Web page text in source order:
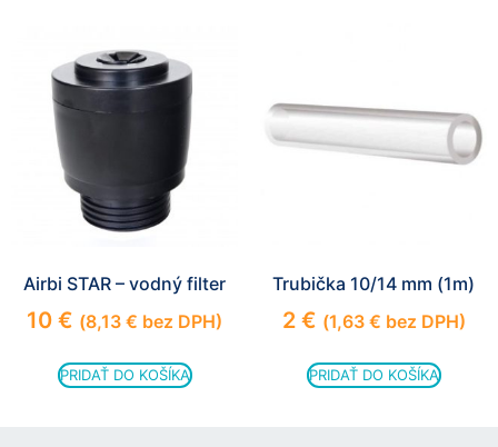
Airbi STAR – vodný filter
10 € (8,13 € bez DPH)
PRIDAŤ DO KOŠÍKA
Trubička 10/14 mm (1m)
2 € (1,63 € bez DPH)
PRIDAŤ DO KOŠÍKA